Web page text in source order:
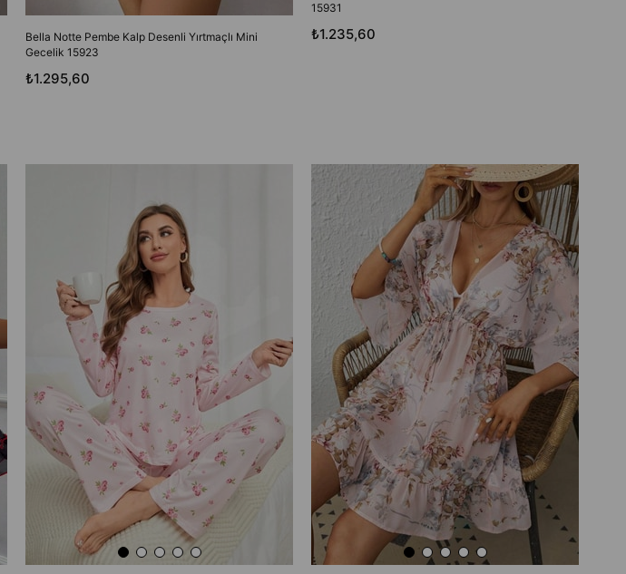
Bella Notte Pembe Kalp Desenli Yırtmaçlı Mini
Gecelik 15923
₺1.295,60
15931
₺1.235,60